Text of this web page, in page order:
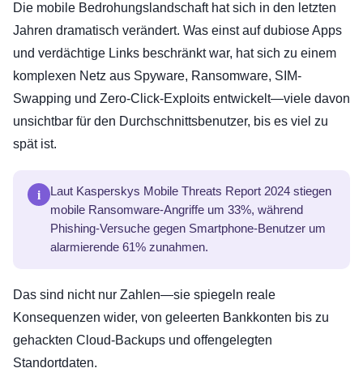
Die mobile Bedrohungslandschaft hat sich in den letzten
Jahren dramatisch verändert. Was einst auf dubiose Apps
und verdächtige Links beschränkt war, hat sich zu einem
komplexen Netz aus Spyware, Ransomware, SIM-
Swapping und Zero-Click-Exploits entwickelt—viele davon
unsichtbar für den Durchschnittsbenutzer, bis es viel zu
spät ist.
i
Laut Kasperskys Mobile Threats Report 2024 stiegen
mobile Ransomware-Angriffe um 33%, während
Phishing-Versuche gegen Smartphone-Benutzer um
alarmierende 61% zunahmen.
Das sind nicht nur Zahlen—sie spiegeln reale
Konsequenzen wider, von geleerten Bankkonten bis zu
gehackten Cloud-Backups und offengelegten
Standortdaten.